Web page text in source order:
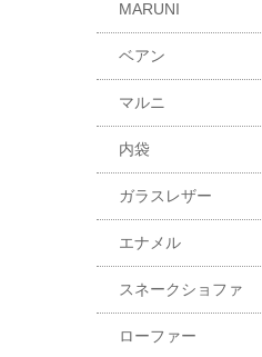
MARUNI
ベアン
マルニ
内袋
ガラスレザー
エナメル
スネークショファ
ローファー